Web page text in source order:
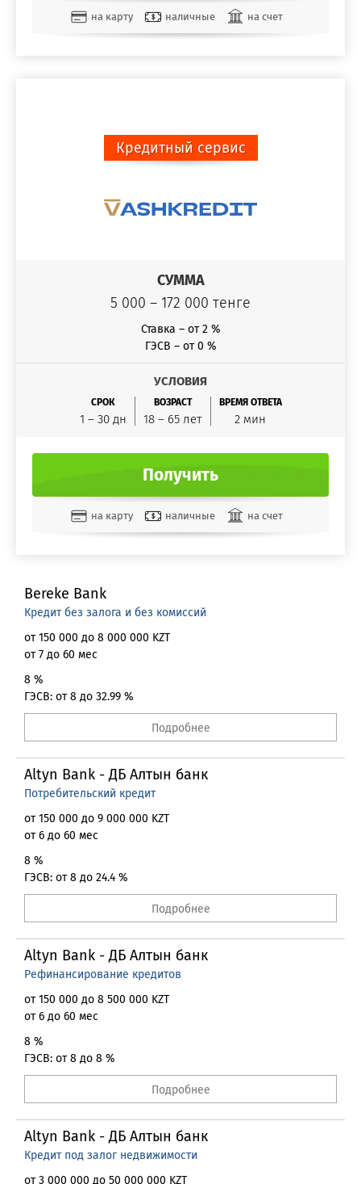
на карту наличные
на счет
Золотая Корона
QIWI кошелек
Кредитный сервис
СУММА
5 000 – 172 000 тенге
Ставка – от 2 %
ГЭСВ – от 0 %
УСЛОВИЯ
СРОК
1 – 30 дн
ВОЗРАСТ
18 – 65 лет
ВРЕМЯ ОТВЕТА
2 мин
Получить
на карту наличные
на счет
Золотая Корона
QIWI кошелек
Bereke Bank
Кредит без залога и без комиссий
от 150 000 до 8 000 000 KZT
от 7 до 60 мес
8 %
ГЭСВ: от 8 до 32.99 %
Подробнее
Altyn Bank - ДБ Алтын банк
Потребительский кредит
от 150 000 до 9 000 000 KZT
от 6 до 60 мес
8 %
ГЭСВ: от 8 до 24.4 %
Подробнее
Altyn Bank - ДБ Алтын банк
Рефинансирование кредитов
от 150 000 до 8 500 000 KZT
от 6 до 60 мес
8 %
ГЭСВ: от 8 до 8 %
Подробнее
Altyn Bank - ДБ Алтын банк
Кредит под залог недвижимости
от 3 000 000 до 50 000 000 KZT